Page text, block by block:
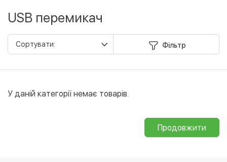
USB перемикач
Фільтр
У даній категорії немає товарів.
Продовжити